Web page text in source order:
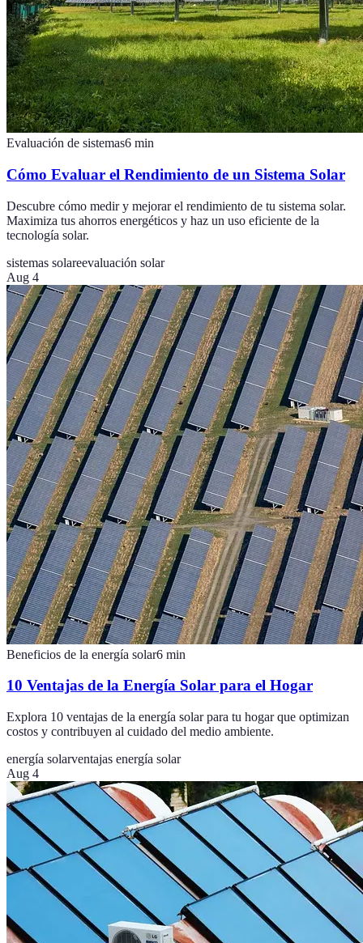
Evaluación de sistemas6 min
Cómo Evaluar el Rendimiento de un Sistema Solar
Descubre cómo medir y mejorar el rendimiento de tu sistema solar.
Maximiza tus ahorros energéticos y haz un uso eficiente de la
tecnología solar.
sistemas solareevaluación solar
Aug 4
Beneficios de la energía solar6 min
10 Ventajas de la Energía Solar para el Hogar
Explora 10 ventajas de la energía solar para tu hogar que optimizan
costos y contribuyen al cuidado del medio ambiente.
energía solarventajas energía solar
Aug 4